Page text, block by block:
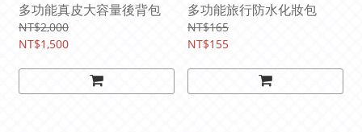
多功能真皮大容量後背包
NT$2,000
NT$1,500
多功能旅行防水化妝包
NT$165
NT$155